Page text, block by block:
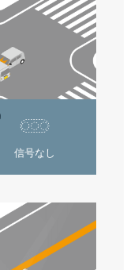
信号なし